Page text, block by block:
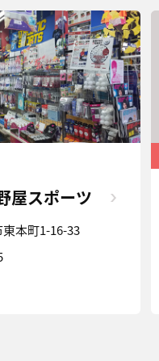
屋スポーツ
本町1-16-33